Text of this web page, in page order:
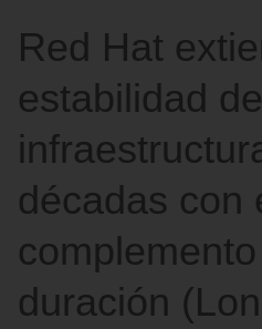
Red Hat
estabilidad
décadas con
duración